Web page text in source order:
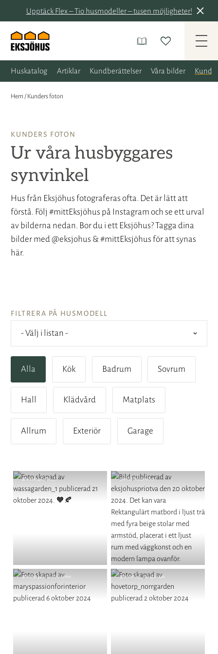
Upptäck Flex – Tio husmodeller – tusen möjligheter!
Huskatalog Artiklar Kundberättelser Våra bilder
Hem / Kunders foton
KUNDERS FOTON
Ur våra husbyggares
synvinkel
Hus från Eksjöhus fotograferas ofta. Det är lätt att
förstå. Följ #mittEksjöhus på Instagram och se ett urval
av bilderna nedan. Bor du i ett Eksjöhus? Tagga dina
bilder med @eksjohus & #mittEksjöhus för att synas
här.
FILTRERA PÅ HUSMODELL
Alla Kök Badrum Sovrum
Hall Klädvård Matplats
Allrum Exteriör Garage
Inlägg
av
@wassagarden_1
Inlägg
av
@eksjohuspriotva
Inlägg
av
@maryspassionforinterior
Inlägg
av
@hovetorp_norrgarden